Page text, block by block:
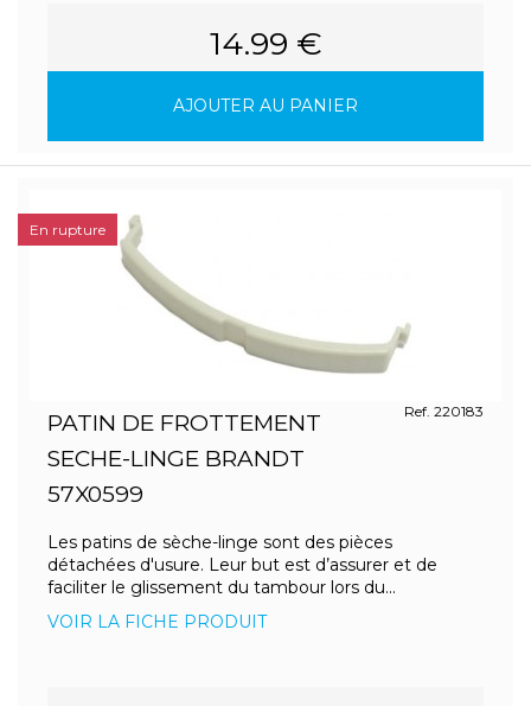
14.99 €
AJOUTER AU PANIER
PATIN DE FROTTEMENT
SECHE-LINGE BRANDT
57X0599
Ref. 220183
Les patins de sèche-linge sont des pièces
détachées d'usure. Leur but est d’assurer et de
faciliter le glissement du tambour lors du...
VOIR LA FICHE PRODUIT
En rupture